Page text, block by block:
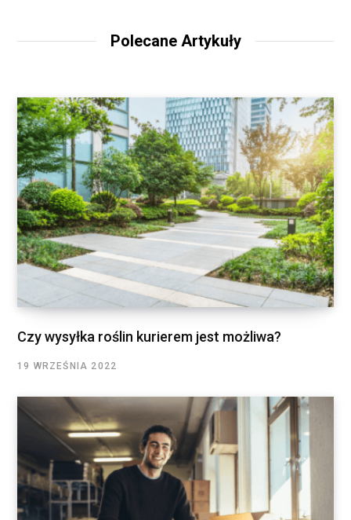
Polecane Artykuły
Czy wysyłka roślin kurierem jest możliwa?
19 WRZEŚNIA 2022